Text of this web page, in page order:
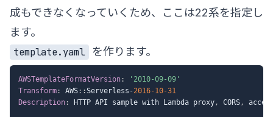
成もできなくなっていくため、ここは22系を指定し
ます。
template.yaml
を作ります。
AWSTemplateFormatVersion:
'2010-09-09'
Transform: AWS: :Serverless -2016-10-31
Description: HTTP API sample with Lambda proxy, CORS,